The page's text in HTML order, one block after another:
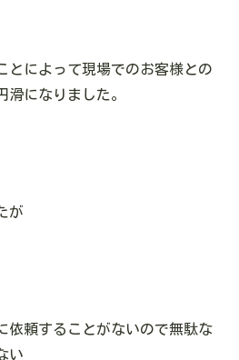
とによって現場でのお客様との
になりました。
が
依頼することがないので無駄な
い